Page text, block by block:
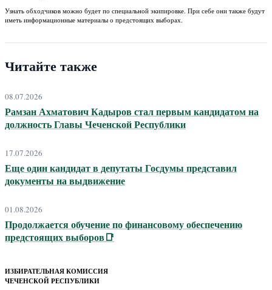
Узнать обходчиков можно будет по специальной экипировке. При себе они также будут
иметь информационные материалы о предстоящих выборах.
Читайте также
08.07.2026
Рамзан Ахматович Кадыров стал первым кандидатом на
должность Главы Чеченской Республики
17.07.2026
Еще один кандидат в депутаты Госдумы представил
документы на выдвижение
01.08.2026
Продолжается обучение по финансовому обеспечению
предстоящих выборов📑
ИЗБИРАТЕЛЬНАЯ КОМИССИЯ
ЧЕЧЕНСКОЙ РЕСПУБЛИКИ